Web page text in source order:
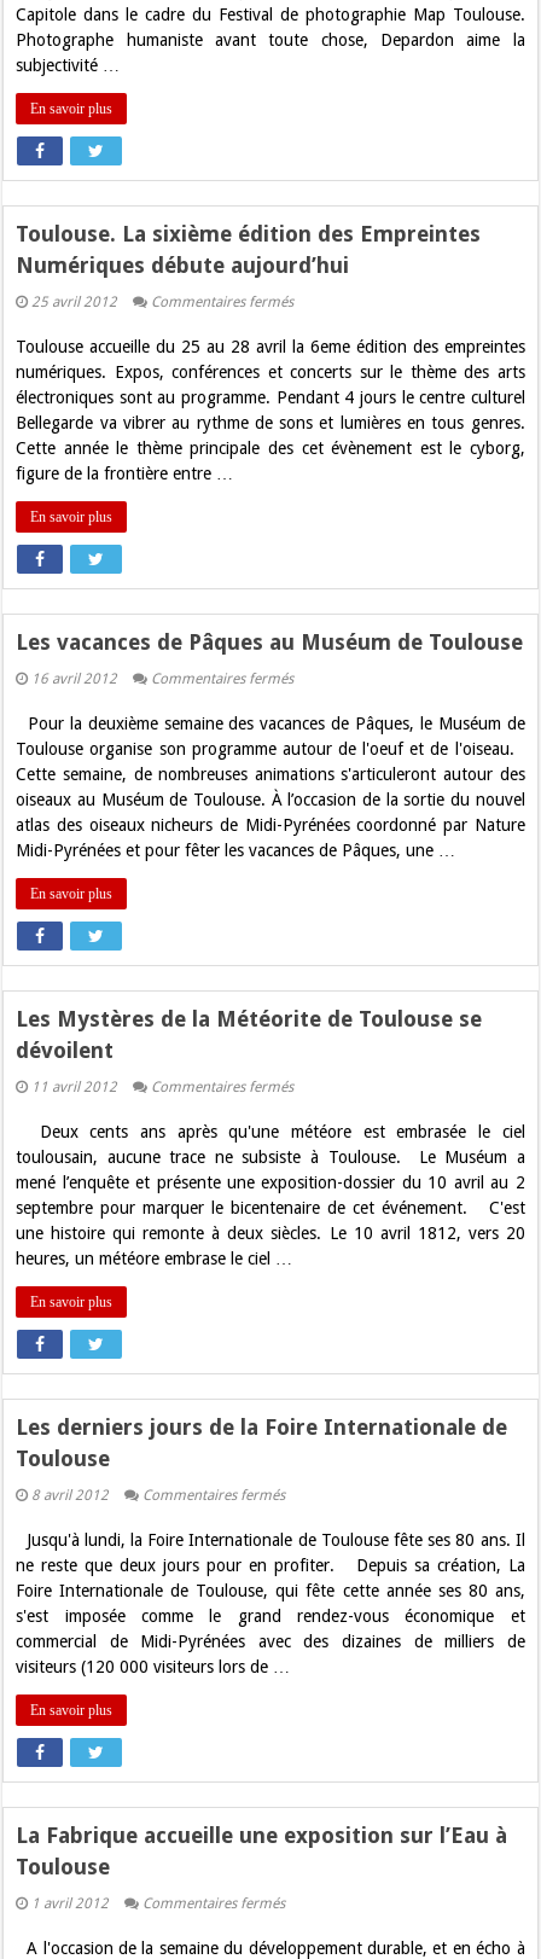
Capitole dans le cadre du Festival de photographie Map Toulouse.
Photographe humaniste avant toute chose, Depardon aime la
subjectivité …
En savoir plus
Toulouse. La sixième édition des Empreintes
Numériques débute aujourd’hui
25 avril 2012 Commentaires ferméssur
sixième
édition
Empreintes
Numériques
aujourd’hui
Toulouse accueille du 25 au 28 avril la 6eme édition des empreintes
numériques. Expos, conférences et concerts sur le thème des arts
électroniques sont au programme. Pendant 4 jours le centre culturel
Bellegarde va vibrer au rythme de sons et lumières en tous genres.
Cette année le thème principale des cet évènement est le cyborg,
figure de la frontière entre …
En savoir plus
Les vacances de Pâques au Muséum de Toulouse
16 avril 2012 Commentaires ferméssur
de
Pâques
Muséum
de
Pour la deuxième semaine des vacances de Pâques, le Muséum de
Toulouse organise son programme autour de l'oeuf et de l'oiseau.
Cette semaine, de nombreuses animations s'articuleront autour des
oiseaux au Muséum de Toulouse. À l’occasion de la sortie du nouvel
atlas des oiseaux nicheurs de Midi-Pyrénées coordonné par Nature
Midi-Pyrénées et pour fêter les vacances de Pâques, une …
En savoir plus
Les Mystères de la Météorite de Toulouse se
dévoilent
11 avril 2012 Commentaires ferméssur
de
la
de
Toulouse
dévoilent
Deux cents ans après qu'une météore est embrasée le ciel
toulousain, aucune trace ne subsiste à Toulouse. Le Muséum a
mené l’enquête et présente une exposition-dossier du 10 avril au 2
septembre pour marquer le bicentenaire de cet événement. C'est
une histoire qui remonte à deux siècles. Le 10 avril 1812, vers 20
heures, un météore embrase le ciel …
En savoir plus
Les derniers jours de la Foire Internationale de
Toulouse
8 avril 2012 Commentaires ferméssur
jours
de
Foire
Internationale
Toulouse
Jusqu'à lundi, la Foire Internationale de Toulouse fête ses 80 ans. Il
ne reste que deux jours pour en profiter. Depuis sa création, La
Foire Internationale de Toulouse, qui fête cette année ses 80 ans,
s'est imposée comme le grand rendez-vous économique et
commercial de Midi-Pyrénées avec des dizaines de milliers de
visiteurs (120 000 visiteurs lors de …
En savoir plus
La Fabrique accueille une exposition sur l’Eau à
Toulouse
1 avril 2012 Commentaires ferméssur
accueille
A l'occasion de la semaine du développement durable, et en écho à